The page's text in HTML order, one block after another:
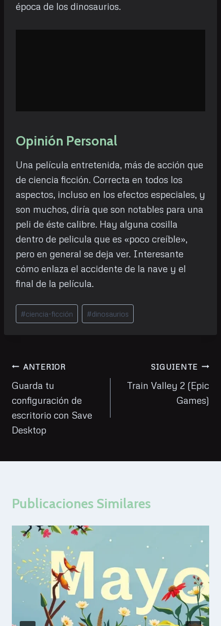
época de los dinosaurios.
Opinión Personal
Una película entretenida, más de acción que
de ciencia ficción. Correcta en todos los
aspectos, incluso en los efectos especiales, y
son muchos, diría que son notables para una
peli de éste calibre. Hay alguna cosilla
dentro de pelicula que es «poco creíble»,
pero en general se deja ver. Interesante
cómo enlaza el accidente de la nave y el
final de la película.
Etiquetas
de
#ciencia-ficción #dinosaurios
Navegación
de
entradas
ANTERIOR
Guarda tu
configuración de
escritorio con Save
Desktop
SIGUIENTE
Train Valley 2 (Epic
Games)
Publicaciones Similares